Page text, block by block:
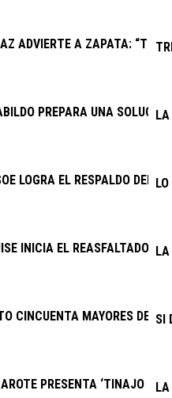
ADVIERTE A ZAPATA:
PREPARA UNA
LOGRA EL RESPALDO DEL
INICIA EL REASFALTADO
CINCUENTA MAYORES DE
PRESENTA ‘TINAJO
LA
LA
SI
LA